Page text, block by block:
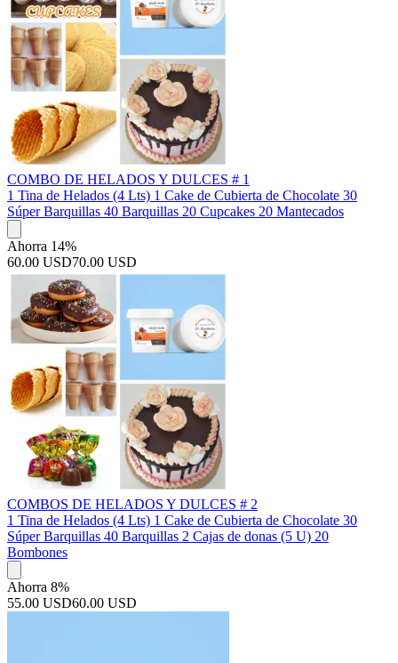
COMBO DE HELADOS Y DULCES # 1
1 Tina de Helados (4 Lts) 1 Cake de Cubierta de Chocolate 30
Súper Barquillas 40 Barquillas 20 Cupcakes 20 Mantecados
Ahorra 14%
60.00 USD70.00 USD
COMBOS DE HELADOS Y DULCES # 2
1 Tina de Helados (4 Lts) 1 Cake de Cubierta de Chocolate 30
Súper Barquillas 40 Barquillas 2 Cajas de donas (5 U) 20
Bombones
Ahorra 8%
55.00 USD60.00 USD